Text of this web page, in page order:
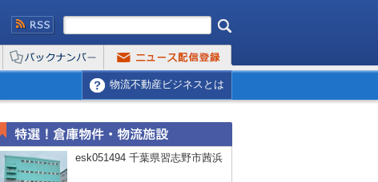
物流不動産ビジネスとは
esk051494 千葉県習志野市茜浜